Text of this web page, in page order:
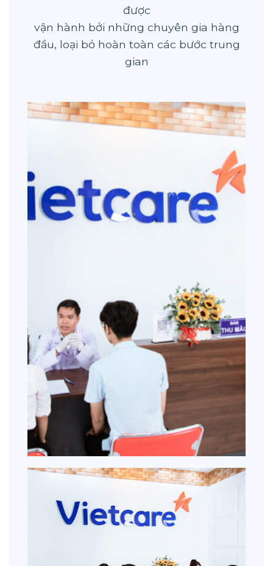
được
vận hành bởi những chuyên gia hàng
đầu, loại bỏ hoàn toàn các bước trung
gian